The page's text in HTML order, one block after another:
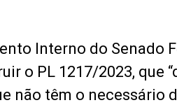
Interno do Senado
o PL 1217/2023, que
não têm o necessário